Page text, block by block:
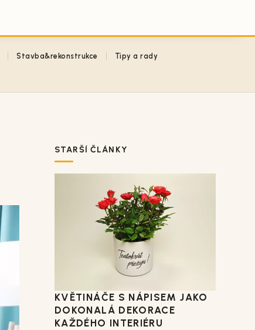
Stavba&rekonstrukce Tipy a rady
STARŠÍ ČLÁNKY
KVĚTINÁČE S NÁPISEM JAKO
DOKONALÁ DEKORACE
KAŽDÉHO INTERIÉRU